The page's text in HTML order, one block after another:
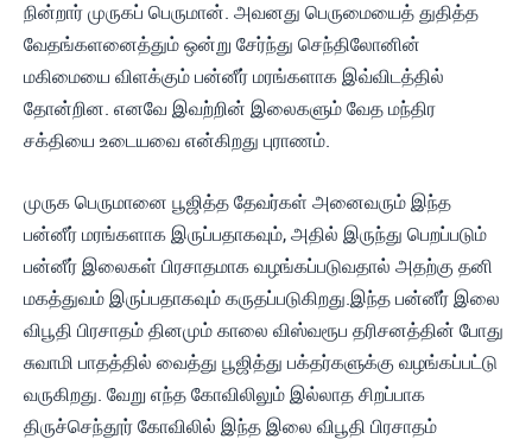
நின்றார் முருகப் பெருமான். அவனது பெருமையைத் துதித்த
வேதங்களனைத்தும் ஒன்று சேர்ந்து செந்திலோனின்
மகிமையை விளக்கும் பன்னீர் மரங்களாக இவ்விடத்தில்
தோன்றின. எனவே இவற்றின் இலைகளும் வேத மந்திர
சக்தியை உடையவை என்கிறது புராணம்.
முருக பெருமானை பூஜித்த தேவர்கள் அனைவரும் இந்த
பன்னீர் மரங்களாக இருப்பதாகவும், அதில் இருந்து பெறப்படும்
பன்னீர் இலைகள் பிரசாதமாக வழங்கப்படுவதால் அதற்கு தனி
மகத்துவம் இருப்பதாகவும் கருதப்படுகிறது.இந்த பன்னீர் இலை
விபூதி பிரசாதம் தினமும் காலை விஸ்வரூப தரிசனத்தின் போது
சுவாமி பாதத்தில் வைத்து பூஜித்து பக்தர்களுக்கு வழங்கப்பட்டு
வருகிறது. வேறு எந்த கோவிலிலும் இல்லாத சிறப்பாக
திருச்செந்தூர் கோவிலில் இந்த இலை விபூதி பிரசாதம்